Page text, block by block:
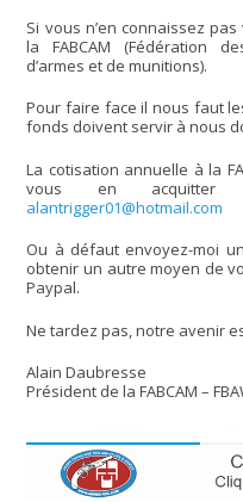
Si vous n’en connaissez
la FABCAM (Fédération
d’armes et de munitions).
Pour faire face il nous faut
fonds doivent servir à nous
La cotisation annuelle à la
vous en acquitter
alantrigger01@hotmail.com
Ou à défaut envoyez-moi
obtenir un autre moyen de
Paypal.
Ne tardez pas, notre avenir
Alain Daubresse
Président de la FABCAM –